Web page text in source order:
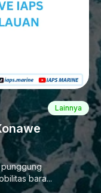
Lainnya
punggung
bara...